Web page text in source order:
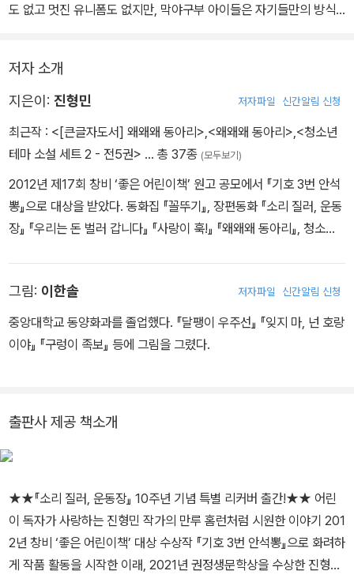
도 없고 멋진 유니폼도 없지만, 막야구부 아이들은 자기들만의 방식
는 운동장에서 쫓겨날 위기에 처한다. 막야구부는 운동장에서 버틸
수 있을까? 어설프지만 즐거운 막야구가 과연 계속될 수 있을까?
저자 소개
지은이: 진형민 저자파일 신간알림 신청
최근작 : <[큰글자도서] 왜왜왜 동아리> <왜왜왜 동아리> <청소년
테마 소설 세트 2 - 전5권> … 총 37종 (모두보기)
2012년 제17회 창비 ‘좋은 어린이책’ 원고 공모에서 『기호 3번 안석
뽕』으로 대상을 받았다. 동화집 『꼴뚜기』, 장편동화 『소리 질러, 운동
장』 『우리는 돈 벌러 갑니다』 『사랑이 훅!』 『왜왜왜 동아리』, 청소년
그림: 이한솔 저자파일 신간알림 신청
중앙대학교 동양화과를 졸업했다. 『달팽이 우주선』 『잊지 마, 넌 호랑
이야』 『구렁이 족보』 등에 그림을 그렸다.
출판사 제공 책소개
★★『소리 질러, 운동장』 10주년 기념 특별 리커버 출간!★★ 어린
이 독자가 사랑하는 진형민 작가의 만루 홈런처럼 시원한 이야기 201
2년 창비 ‘좋은 어린이책’ 대상 수상작 『기호 3번 안석뽕』으로 화려하
게 작품 활동을 시작한 이래, 2021년 권정생문학상을 수상한 진형민